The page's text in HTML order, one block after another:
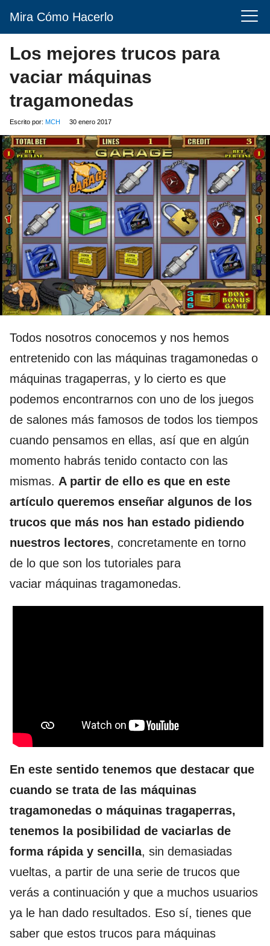
Mira Cómo Hacerlo
Los mejores trucos para
vaciar máquinas
tragamonedas
Escrito por: MCH 30 enero 2017
Todos nosotros conocemos y nos hemos
entretenido con las máquinas tragamonedas o
máquinas tragaperras, y lo cierto es que
podemos encontrarnos con uno de los juegos
de salones más famosos de todos los tiempos
cuando pensamos en ellas, así que en algún
momento habrás tenido contacto con las
mismas. A partir de ello es que en este
artículo queremos enseñar algunos de los
trucos que más nos han estado pidiendo
nuestros lectores, concretamente en torno
de lo que son los tutoriales para
vaciar máquinas tragamonedas.
En este sentido tenemos que destacar que
cuando se trata de las máquinas
tragamonedas o máquinas tragaperras,
tenemos la posibilidad de vaciarlas de
forma rápida y sencilla, sin demasiadas
vueltas, a partir de una serie de trucos que
verás a continuación y que a muchos usuarios
ya le han dado resultados. Eso sí, tienes que
saber que estos trucos para máquinas